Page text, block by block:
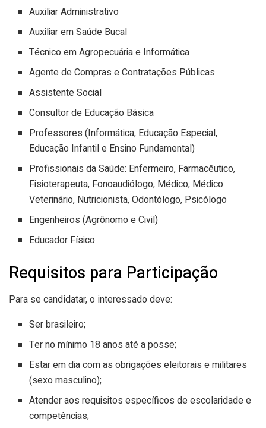
Auxiliar Administrativo
Auxiliar em Saúde Bucal
Técnico em Agropecuária e Informática
Agente de Compras e Contratações Públicas
Assistente Social
Consultor de Educação Básica
Professores (Informática, Educação Especial,
Educação Infantil e Ensino Fundamental)
Profissionais da Saúde: Enfermeiro, Farmacêutico,
Fisioterapeuta, Fonoaudiólogo, Médico, Médico
Veterinário, Nutricionista, Odontólogo, Psicólogo
Engenheiros (Agrônomo e Civil)
Educador Físico
Requisitos para Participação
Para se candidatar, o interessado deve:
Ser brasileiro;
Ter no mínimo 18 anos até a posse;
Estar em dia com as obrigações eleitorais e militares
(sexo masculino);
Atender aos requisitos específicos de escolaridade e
competências;